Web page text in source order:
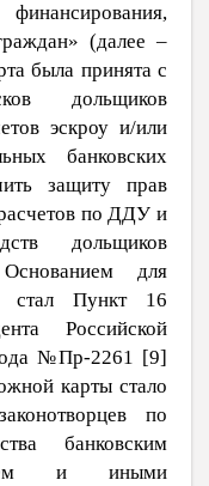
(далее ‒
была принята с
дольщиков
эскроу и/или
банковских
защиту прав
по ДДУ и
дольщиков
для
стал Пункт 16
Российской
№Пр-2261 [9]
карты стало
по
банковским
и иными